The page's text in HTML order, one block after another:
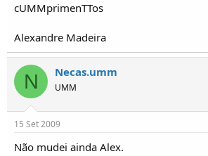
cUMMprimenTTos
Alexandre Madeira
N Necas.umm
UMM
15 Set 2009
Não mudei ainda Alex.